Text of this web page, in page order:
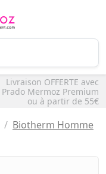
Livraison OFFERTE avec
Prado Mermoz Premium
ou à partir de 55€
Biotherm Homme